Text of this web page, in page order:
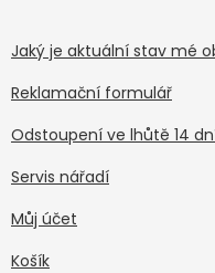
Jaký je aktuální stav mé
Reklamační formulář
Odstoupení ve lhůtě 14
Servis nářadí
Můj účet
Košík